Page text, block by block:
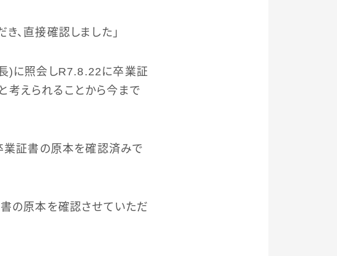
、直接確認しました」
)に照会しR7.8.22に卒業証
考えられることから今まで
業証書の原本を確認済みで
の原本を確認させていただ